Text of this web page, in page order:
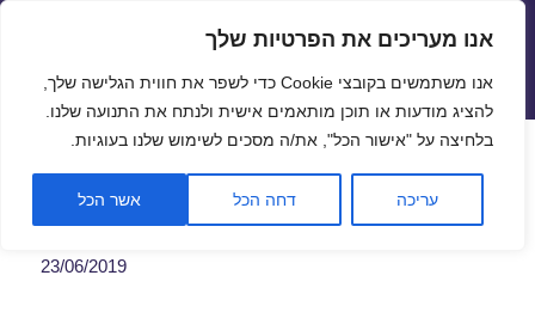
פתח
אנו מעריכים את הפרטיות שלך
אנו משתמשים בקובצי Cookie כדי לשפר את חווית הגלישה שלך,
להציג מודעות או תוכן מותאמים אישית ולנתח את התנועה שלנו.
בלחיצה על "אישור הכל", את/ה מסכים לשימוש שלנו בעוגיות.
עריכה דחה הכל אשר הכל
שערי חליפין יציגים – שער יציג
תפריטים
ווידג'טים
שער ביטקוין לתאריך 23/06/2019
23/06/2019